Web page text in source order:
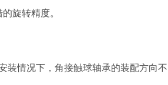
旋转精度。
装情况下，角接触球轴承的装配方向不